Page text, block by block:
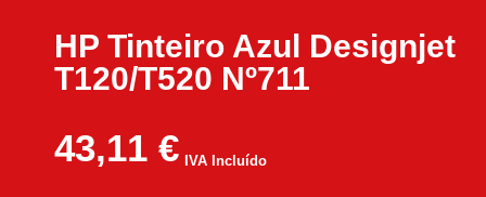
HP Tinteiro Azul Designjet
T120/T520 Nº711
43,11 € IVA Incluído